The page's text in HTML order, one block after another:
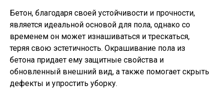
Бетон, благодаря своей устойчивости и прочности,
является идеальной основой для пола, однако со
временем он может изнашиваться и трескаться,
теряя свою эстетичность. Окрашивание пола из
бетона придает ему защитные свойства и
обновленный внешний вид, а также помогает скрыть
дефекты и упростить уборку.